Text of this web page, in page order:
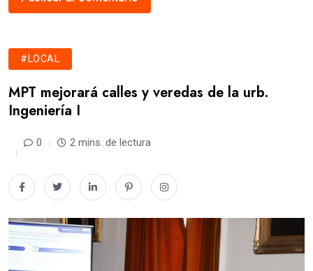
#LOCAL
MPT mejorará calles y veredas de la urb.
Ingeniería I
0 2 mins. de lectura